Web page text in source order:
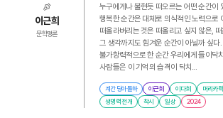
이근희
문학평론
누구에게나 불현듯 떠오르는 어떤 순간이
행복한 순간은 대체로 의식적인 노력으로
떠올라버리는 것은 떠올리고 싶지 않은,
그 생각까지도 힘겨운 순간이 아닐까 싶다
불가항력적으로 한 순간 우리에게 들이닥
사람들은 이 기억의 습격이 닥치...
계간 딩아돌하 이근희 이다희 머리카
생명력 전개
착시 일상 2024